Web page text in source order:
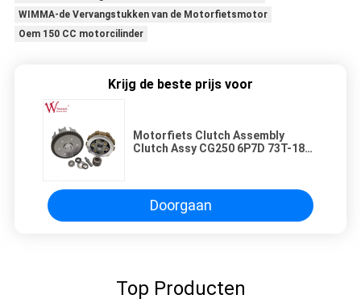
WIMMA-de Vervangstukken van de Motorfietsmotor
Oem 150 CC motorcilinder
Krijg de beste prijs voor
Motorfiets Clutch Assembly
Clutch Assy CG250 6P7D 73T-18T
Doorgaan
Top Producten